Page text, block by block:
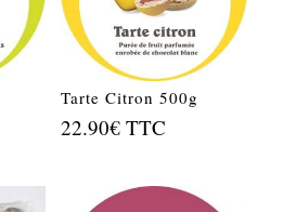
Tarte Citron 500g
22.90€ TTC